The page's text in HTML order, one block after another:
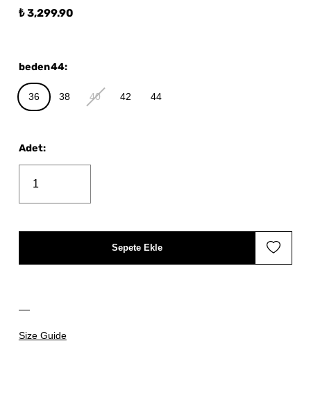
₺ 3,299.90
Size Guide
beden44:
36 38 40 42 44
Adet:
Sepete Ekle